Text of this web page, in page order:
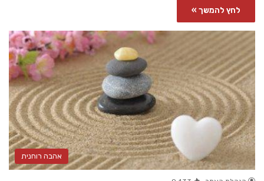
לחץ להמשך »
אהבה רוחנית